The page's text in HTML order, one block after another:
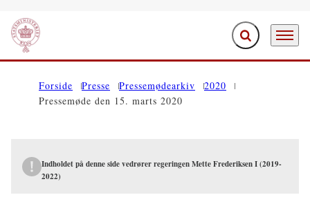
Gå til forsiden Fold søgefelt ud
Menu
Forside Presse Pressemødearkiv
2020
Pressemøde den 15. marts 2020
Indholdet på denne side vedrører regeringen Mette Frederiksen I (2019-
2022)